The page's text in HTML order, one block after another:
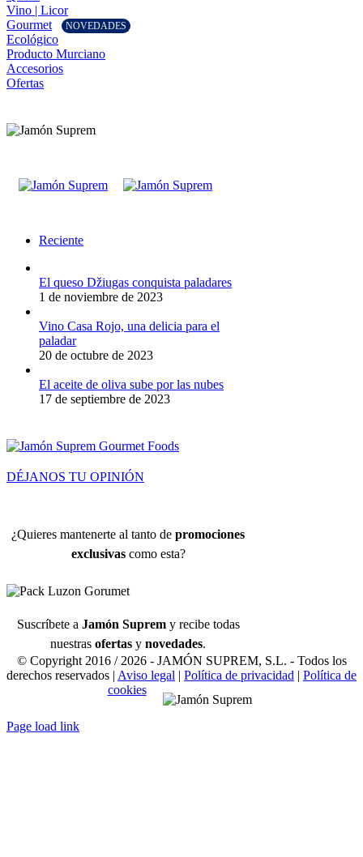
Vino | Licor
Gourmet
NOVEDADES
Ecológico
Producto Murciano
Accesorios
Ofertas
Reciente
El queso Džiugas conquista paladares
1 de noviembre de 2023
Vino Casa Rojo, una delicia para el
paladar
20 de octubre de 2023
El aceite de oliva sube por las nubes
17 de septiembre de 2023
DÉJANOS TU OPINIÓN
¿Quieres mantenerte al tanto de promociones
exclusivascomo esta?
Suscríbete a Jamón Supremy recibe todas
nuestras ofertas y novedades.
© Copyright 2016 / 2026 - JAMÓN SUPREM, S.L. - Todos los
derechos reservados | Aviso legal | Política de privacidad | Política de
cookies
Page load link